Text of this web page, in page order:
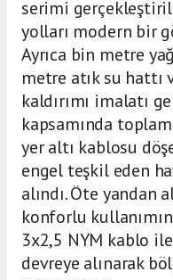
serimi
yolları modern bir
Ayrıca bin metre
metre atık su hattı
kaldırımı imalatı
kapsamında
yer altı kablosu
engel teşkil eden
alındı. Öte
konforlu
3x2,5 NYM kablo
devreye alınarak